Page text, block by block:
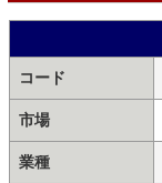
コード
市場
業種